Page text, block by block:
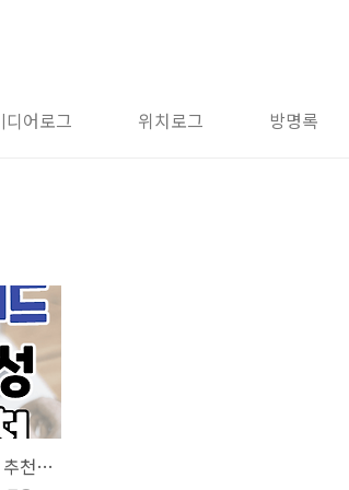
디어로그 위치로그 방명록
안드로이드 자동완성 문구 추천 기능 해제 및 설정방법